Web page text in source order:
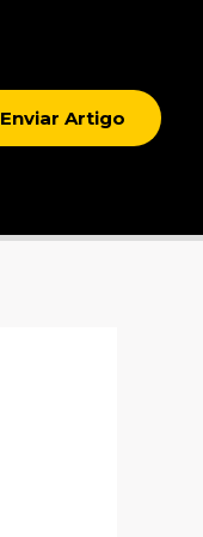
Enviar Artigo